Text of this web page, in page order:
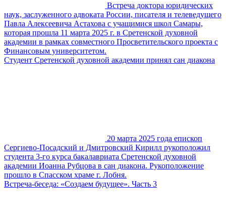
Встреча доктора юридических
наук, заслуженного адвоката России, писателя и телеведущего
Павла Алексеевича Астахова с учащимися школ Самары,
которая прошла 11 марта 2025 г. в Сретенской духовной
академии в рамках совместного Просветительского проекта с
Финансовым университетом.
Студент Сретенской духовной академии принял сан диакона
20 марта 2025 года епископ
Сергиево-Посадский и Дмитровский Кирилл рукоположил
студента 3-го курса бакалавриата Сретенской духовной
академии Иоанна Рубцова в сан диакона. Рукоположение
прошло в Спасском храме г. Лобня.
Встреча-беседа: «Создаем будущее». Часть 3